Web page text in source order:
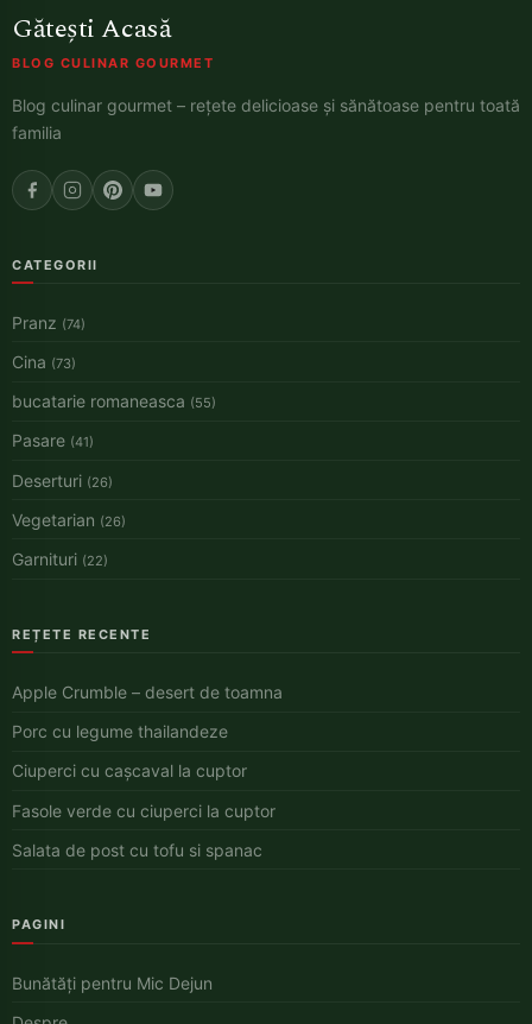
Gătești Acasă
BLOG CULINAR GOURMET
Blog culinar gourmet – rețete delicioase și sănătoase pentru toată
familia
CATEGORII
Pranz (74)
Cina (73)
bucatarie romaneasca (55)
Pasare (41)
Deserturi (26)
Vegetarian (26)
Garnituri (22)
REȚETE RECENTE
Apple Crumble – desert de toamna
Porc cu legume thailandeze
Ciuperci cu cașcaval la cuptor
Fasole verde cu ciuperci la cuptor
Salata de post cu tofu si spanac
PAGINI
Bunătăți pentru Mic Dejun